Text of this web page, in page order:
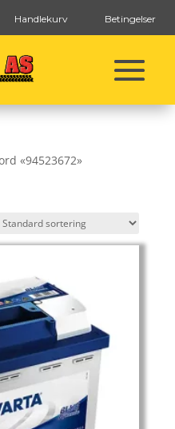
Handlekurv Betingelser
«94523672»